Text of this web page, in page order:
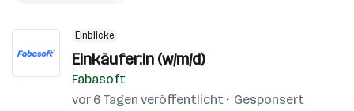
Einblicke
Einkäufer:in (w/m/d)
Fabasoft
vor 6 Tagen veröffentlicht
Gesponsert